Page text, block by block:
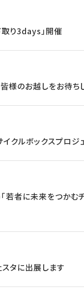
り3days」開催
のお越しをお待ち
クルボックスプロジ
若者に未来をつか
スタに出展します